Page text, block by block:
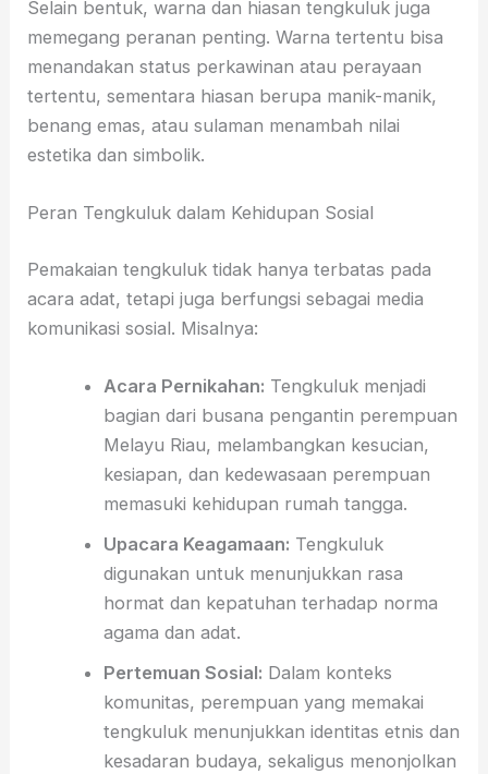
Selain bentuk, warna dan hiasan tengkuluk juga
memegang peranan penting. Warna tertentu bisa
menandakan status perkawinan atau perayaan
tertentu, sementara hiasan berupa manik-manik,
benang emas, atau sulaman menambah nilai
estetika dan simbolik.
Peran Tengkuluk dalam Kehidupan Sosial
Pemakaian tengkuluk tidak hanya terbatas pada
acara adat, tetapi juga berfungsi sebagai media
komunikasi sosial. Misalnya:
Acara Pernikahan: Tengkuluk menjadi
bagian dari busana pengantin perempuan
Melayu Riau, melambangkan kesucian,
kesiapan, dan kedewasaan perempuan
memasuki kehidupan rumah tangga.
Upacara Keagamaan: Tengkuluk
digunakan untuk menunjukkan rasa
hormat dan kepatuhan terhadap norma
agama dan adat.
Pertemuan Sosial: Dalam konteks
komunitas, perempuan yang memakai
tengkuluk menunjukkan identitas etnis dan
kesadaran budaya, sekaligus menonjolkan